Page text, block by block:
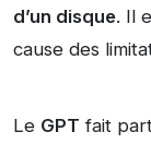
d’un disque. Il
cause des
Le GPT fait